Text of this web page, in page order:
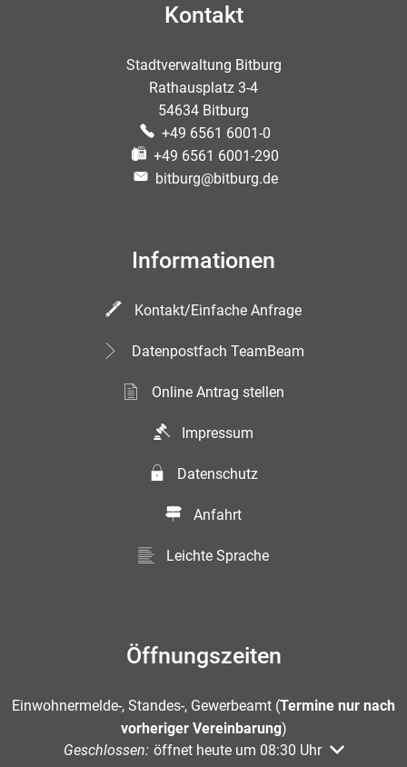
Kontakt
Stadtverwaltung Bitburg
Rathausplatz 3-4
54634 Bitburg
+49 6561 6001-0
+49 6561 6001-290
bitburg@bitburg.de
Informationen
Kontakt/Einfache Anfrage
Datenpostfach TeamBeam
Online Antrag stellen
Impressum
Datenschutz
Anfahrt
Leichte Sprache
Öffnungszeiten
Einwohnermelde-, Standes-, Gewerbeamt (Termine nur nach
vorheriger Vereinbarung)
Klicken, um weitere Öffnungs- oder Schließzeiten
Geschlossen: öffnet heute um 08:30 Uhr